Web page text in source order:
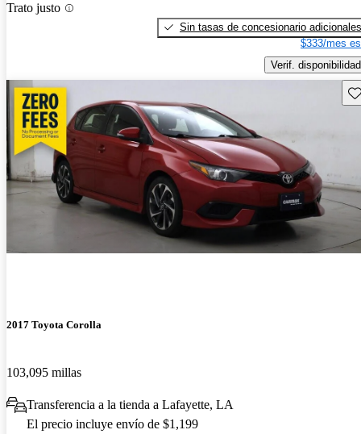
Trato justo
Sin tasas de concesionario adicionales
$333/mes
Verif. disponibilidad
2017 Toyota Corolla
103,095 millas
Transferencia a la tienda a Lafayette, LA
El precio incluye envío de $1,199